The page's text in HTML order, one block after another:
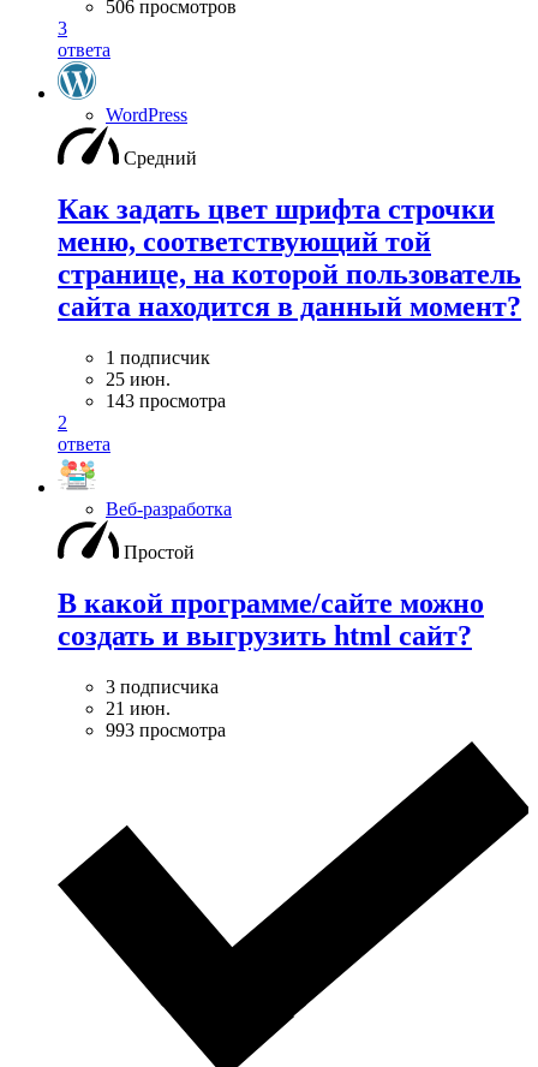
506 просмотров
3
ответа
WordPress
Средний
Как задать цвет шрифта строчки
меню, соответствующий той
странице, на которой пользователь
сайта находится в данный момент?
1 подписчик
25 июн.
143 просмотра
2
ответа
Веб-разработка
Простой
В какой программе/сайте можно
создать и выгрузить html сайт?
3 подписчика
21 июн.
993 просмотра